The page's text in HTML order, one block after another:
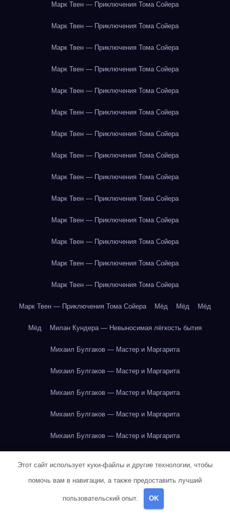
Марк Твен — Приключения Тома Сойера
Марк Твен — Приключения Тома Сойера
Марк Твен — Приключения Тома Сойера
Марк Твен — Приключения Тома Сойера
Марк Твен — Приключения Тома Сойера
Марк Твен — Приключения Тома Сойера
Марк Твен — Приключения Тома Сойера
Марк Твен — Приключения Тома Сойера
Марк Твен — Приключения Тома Сойера
Марк Твен — Приключения Тома Сойера
Марк Твен — Приключения Тома Сойера
Марк Твен — Приключения Тома Сойера
Марк Твен — Приключения Тома Сойера
Марк Твен — Приключения Тома Сойера
Марк Твен — Приключения Тома Сойера Мёд Мёд Мёд
Мёд Милан Кундера — Невыносимая лёгкость бытия
Михаил Булгаков — Мастер и Маргарита
Михаил Булгаков — Мастер и Маргарита
Михаил Булгаков — Мастер и Маргарита
Михаил Булгаков — Мастер и Маргарита
Михаил Булгаков — Мастер и Маргарита
Михаил Булгаков — Мастер и Маргарита
Михаил Булгаков — Мастер и Маргарита
Этот сайт использует куки-файлы и другие технологии, чтобы
помочь вам в навигации, а также предоставить лучший
пользовательский опыт. OK